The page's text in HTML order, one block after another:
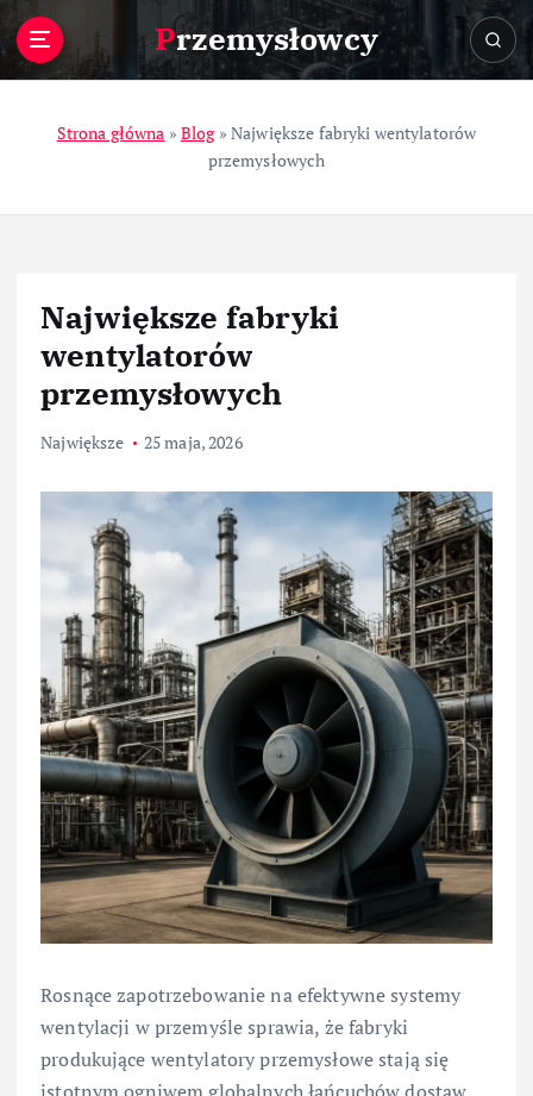
Przemysłowcy
Strona główna » Blog» Największe fabryki wentylatorów
przemysłowych
Największe fabryki
wentylatorów
przemysłowych
Największe 25 maja, 2026
Rosnące zapotrzebowanie na efektywne systemy
wentylacji w przemyśle sprawia, że fabryki
produkujące wentylatory przemysłowe stają się